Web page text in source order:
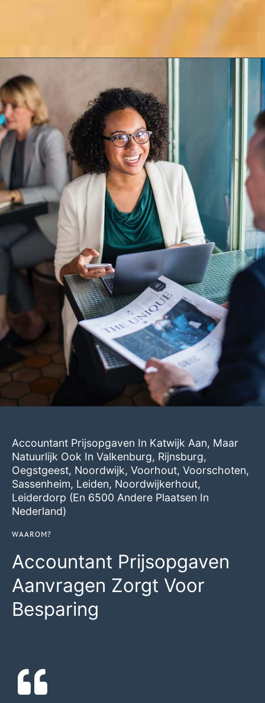
Accountant Prijsopgaven In Katwijk Aan, Maar
Natuurlijk Ook In Valkenburg, Rijnsburg,
Oegstgeest, Noordwijk, Voorhout, Voorschoten,
Sassenheim, Leiden, Noordwijkerhout,
Leiderdorp (en 6500 Andere Plaatsen In
Nederland)
WAAROM?
Accountant Prijsopgaven
Aanvragen Zorgt Voor
Besparing